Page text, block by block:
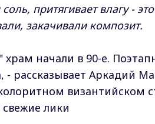
притягивает влагу -
закачивали композит.
храм начали в 90-е.
- рассказывает Аркадий
византийском
лики